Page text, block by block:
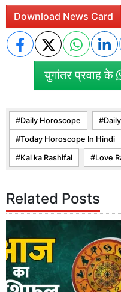
Download News Card
युगांतर प्रवाह के
Daily Horoscope
Today Horoscope In Hindi
Kal ka Rashifal Love
Related Posts